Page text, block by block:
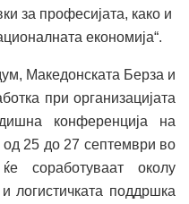
за професијата, како и
економија“.
Македонската Берза и
при организацијата
конференција на
од 25 до 27 септември во
соработуваат околу
логистичката поддршка